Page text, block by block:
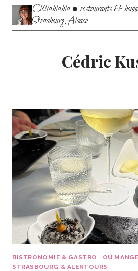
Aller
contenu
Cléliablabla • restaurants &
Strasbourg, Alsace
Cédric
BISTRONOMIE & GASTRO | OÙ
STRASBOURG & ALENTOURS